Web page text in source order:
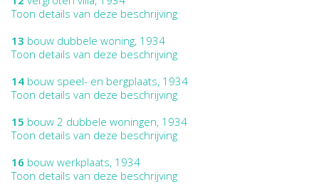
Toon details van deze beschrijving
13 bouw dubbele woning, 1934
Toon details van deze beschrijving
14 bouw speel- en bergplaats, 1934
Toon details van deze beschrijving
15 bouw 2 dubbele woningen, 1934
Toon details van deze beschrijving
16 bouw werkplaats, 1934
Toon details van deze beschrijving